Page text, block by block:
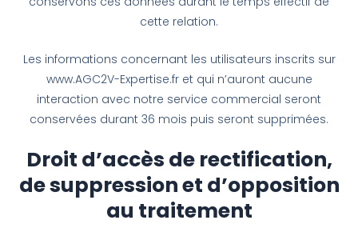
cette relation.
Les informations concernant les utilisateurs inscrits sur
www.AGC2V-Expertise.fr et qui n’auront aucune
interaction avec notre service commercial seront
conservées durant 36 mois puis seront supprimées.
Droit d’accès de rectification,
de suppression et d’opposition
au traitement